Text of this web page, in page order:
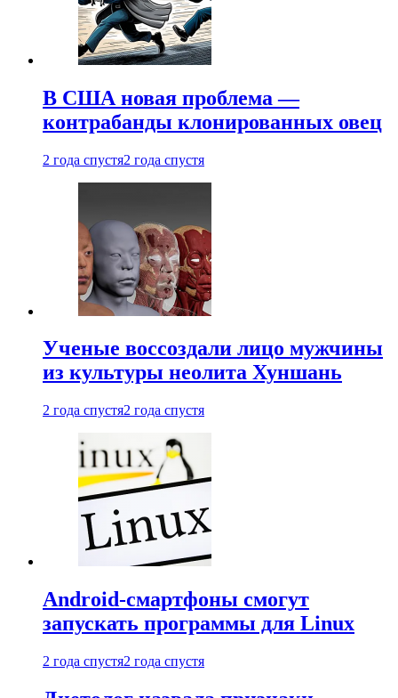
В США новая проблема —
контрабанды клонированных овец
2 года спустя2 года спустя
Ученые воссоздали лицо мужчины
из культуры неолита Хуншань
2 года спустя2 года спустя
Android-смартфоны смогут
запускать программы для Linux
2 года спустя2 года спустя